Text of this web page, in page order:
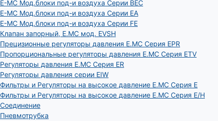
E-MC Мод.блоки под-и воздуха Серии BEC
E-MC Мод.блоки под-и воздуха Серии EA
E-MC Мод.блоки под-и воздуха Серии FE
Клапан запорный, E.MC мод. EVSH
Прецизионные регуляторы давления E.MC Серия EPR
Пропорциональные регуляторы давления E.MC Серия ETV
Регуляторы давления E.MC Серия ER
Регуляторы давления серии EIW
Фильтры и Регуляторы на высокое давление E.MC Серия E
Фильтры и Регуляторы на высокое давление E.MC Серия E/H
Соединение
Пневмотрубка